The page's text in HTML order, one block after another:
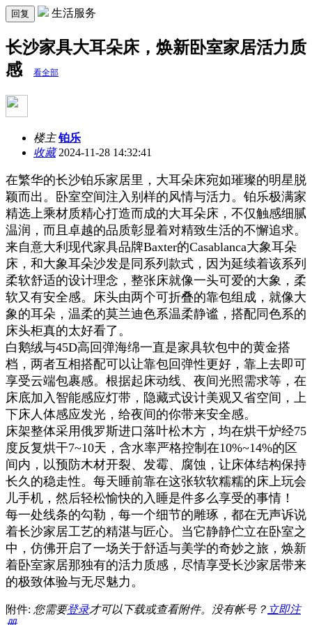
回复 生活服务
长沙家具大耳朵床，焕新卧室家居活力质
感
看全部
楼主 铂乐
收藏2024-11-28 14:32:41
在繁华的长沙铂乐家居里，大耳朵床宛如璀璨的明星脱
颖而出。卧室空间注入别样的风情与活力。铂乐极满家
精选上乘材质精心打造而成的大耳朵床，不仅触感细腻
温润，而且卓越的品质彰显着对精致生活的不懈追求。
来自意大利现代家具品牌Baxter的Casablanca大象耳朵
床，和大象耳朵沙发是同系列款式，因为延续着该系列
柔软舒适的设计理念，整张床就像一头可爱的大象，柔
软又有安全感。床头由两个可折叠的靠包组成，就像大
象的耳朵，温柔的莫兰迪色系温柔静谧，搭配同色系的
床头柜真的太好看了。
白鹅绒与45D高回弹海绵一直是家具软包中的黄金搭
档，两者互相搭配可以让靠包回弹性更好，靠上去即可
享受云端包裹感。根据起床动线、夜间光照需求等，在
床底加入智能感应灯带，隐藏式设计美观又省空间，上
下床人体感应发光，给夜间的你带来安全感。
床架整体采用俄罗斯进口落叶松木方，均在烘干炉经75
度反复烘干7~10天，含水率严格控制在10%~14%的区
间内，以预防木材开裂、发霉、腐蚀，让床体结构保持
长久的稳走性。每天睡前靠在这张软软糯糯的床上玩会
儿手机，然后轻松愉快的入睡是件多么享受的事情！
每一处线条的勾勒，每一个细节的雕琢，都在无声诉说
着长沙家居工艺的精湛与匠心。当它静静伫立在卧室之
中，仿佛开启了一场关于舒适与美学的奇妙之旅，焕新
着卧室家居那独有的活力质感，尽情享受长沙家居带来
的极致体验与无尽魅力。
附件: 您需要登录才可以下载或查看附件。没有帐号？ 立即注